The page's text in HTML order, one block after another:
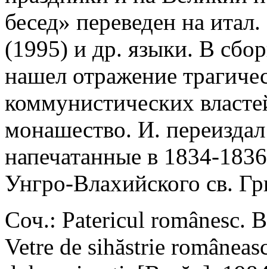
бесед» переведен на
(1995) и др. языки. В
нашел отражение
коммунистических
монашество. И.
напечатанные в 1834-
Унгро-Влахийского св.
Соч.: Patericul românesc.
Vetre de sihăstrie